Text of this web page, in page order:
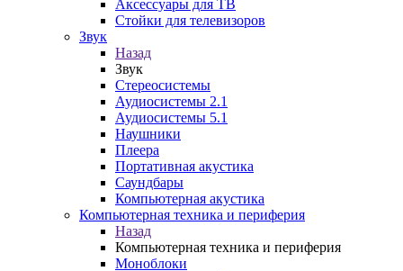
Аксессуары для ТВ
Стойки для телевизоров
Звук
Назад
Звук
Стереосистемы
Аудиосистемы 2.1
Аудиосистемы 5.1
Наушники
Плеера
Портативная акустика
Саундбары
Компьютерная акустика
Компьютерная техника и периферия
Назад
Компьютерная техника и периферия
Моноблоки